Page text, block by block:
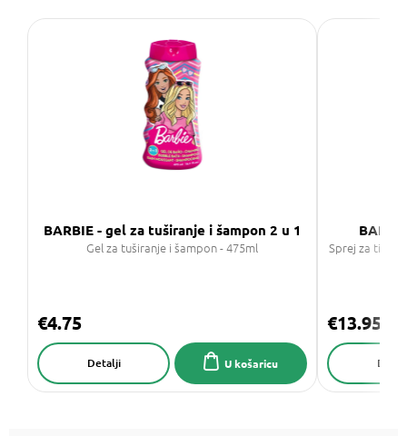
BARBIE - gel za tuširanje i šampon 2 u 1
Gel za tuširanje i šampon - 475ml
€4.75
U košaricu
Detalji
Sprej za tijelo
€13.95